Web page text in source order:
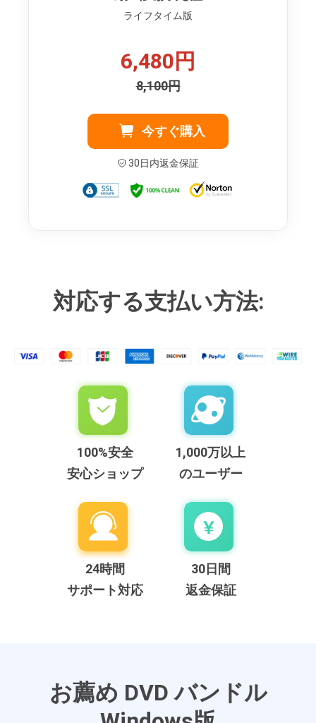
ライフタイム版
6,480円
8,100円
今すぐ購入
30日内返金保証
対応する支払い方法:
100%安全
安心ショップ
1,000万以上
のユーザー
24時間
サポート対応
30日間
返金保証
お薦め DVD バンドル